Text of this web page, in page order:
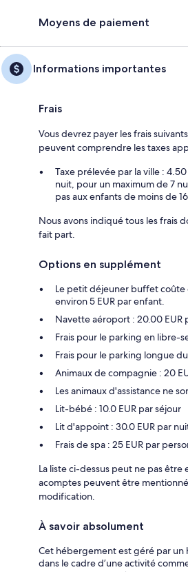
Moyens de paiement
Informations importantes
Frais
Vous devrez payer les frais
peuvent comprendre les taxes
Taxe prélevée par la ville :
nuit, pour un maximum de 7
pas aux enfants de moins de
Nous avons indiqué tous les frais
fait part.
Options en supplément
Le petit déjeuner buffet coûte
environ 5 EUR par enfant.
Navette aéroport : 20.00 EUR
Frais pour le parking en libre-
Frais pour le parking longue
Animaux de compagnie : 20
Les animaux d'assistance ne
Lit-bébé : 10.0 EUR par séjour
Lit d'appoint : 30.0 EUR par
Frais de spa : 25 EUR par
La liste ci-dessus peut ne pas être
acomptes peuvent être
modification.
À savoir absolument
Cet hébergement est géré par
dans le cadre d’une activité